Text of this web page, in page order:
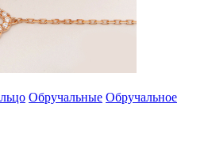
Обручальные Обручальное